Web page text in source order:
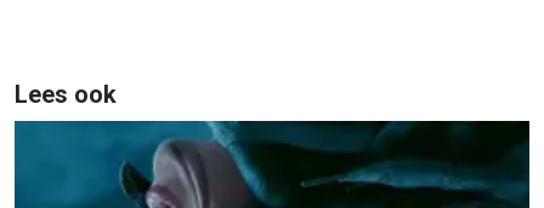
Lees ook